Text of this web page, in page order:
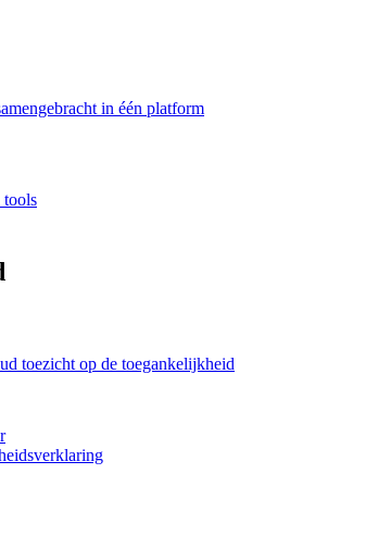
in één platform
tools
toezicht op de toegankelijkheid